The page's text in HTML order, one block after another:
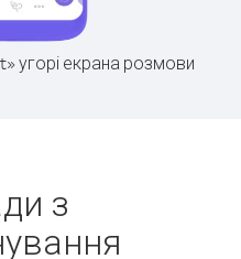
угорі екрана розмови
з